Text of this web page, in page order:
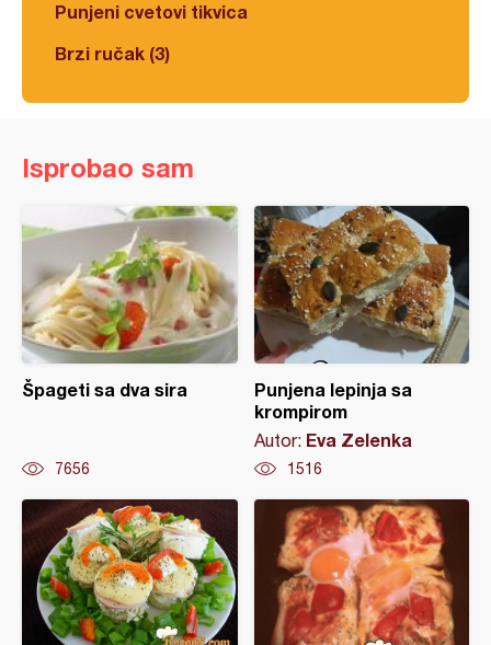
Punjeni cvetovi tikvica
Brzi ručak (3)
Isprobao sam
Špageti sa dva sira
7656
Punjena lepinja sa
krompirom
Autor: Eva Zelenka
1516